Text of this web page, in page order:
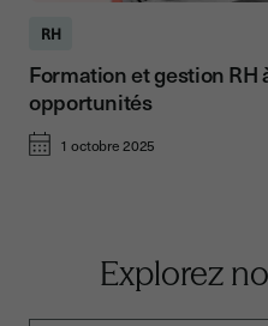
RH
Formation et gestion RH
opportunités
1 octobre 2025
Explorez